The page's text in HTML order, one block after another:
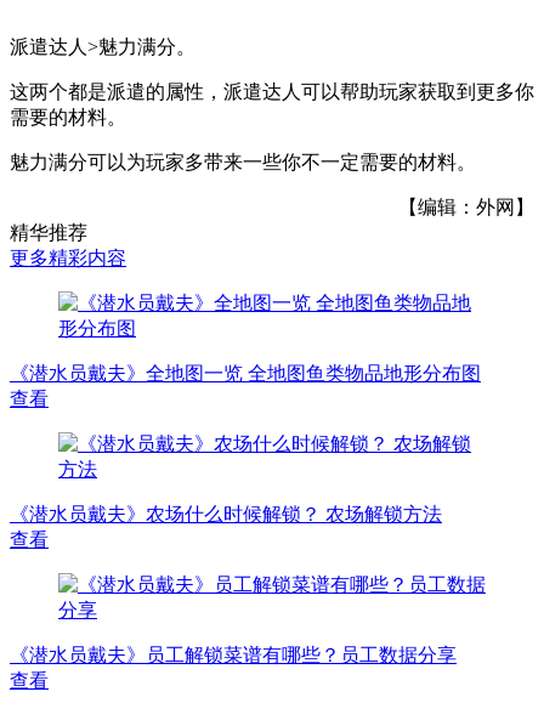
派遣达人>魅力满分。
这两个都是派遣的属性，派遣达人可以帮助玩家获取到更多你
需要的材料。
魅力满分可以为玩家多带来一些你不一定需要的材料。
【编辑：外网】
精华推荐
更多精彩内容
《潜水员戴夫》全地图一览 全地图鱼类物品地形分布图
查看
《潜水员戴夫》农场什么时候解锁？ 农场解锁方法
查看
《潜水员戴夫》员工解锁菜谱有哪些？员工数据分享
查看